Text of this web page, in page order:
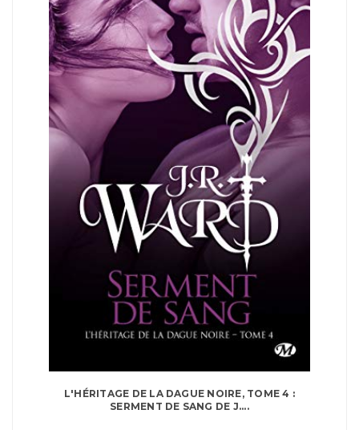
L'HÉRITAGE DE LA DAGUE NOIRE, TOME 4 :
SERMENT DE SANG DE J....